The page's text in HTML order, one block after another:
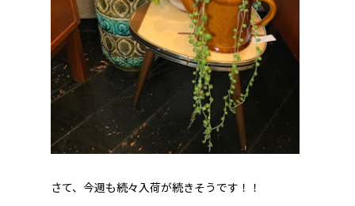
さて、今週も続々入荷が続きそうです！！